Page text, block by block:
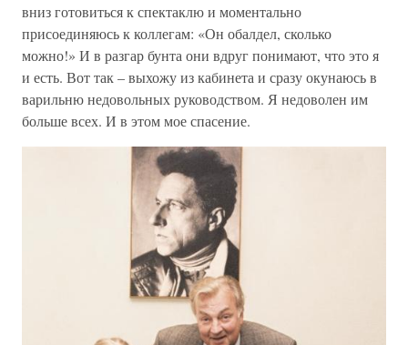
вниз готовиться к спектаклю и моментально
присоединяюсь к коллегам: «Он обалдел, сколько
можно!» И в разгар бунта они вдруг понимают, что это я
и есть. Вот так – выхожу из кабинета и сразу окунаюсь в
варильню недовольных руководством. Я недоволен им
больше всех. И в этом мое спасение.